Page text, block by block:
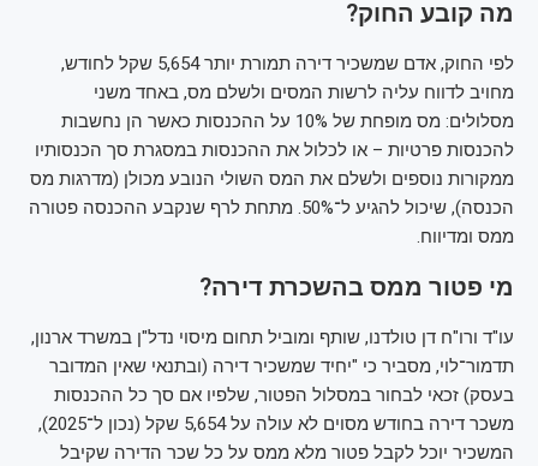
מה קובע החוק?
לפי החוק, אדם שמשכיר דירה תמורת יותר 5,654 שקל לחודש,
מחויב לדווח עליה לרשות המסים ולשלם מס, באחד משני
מסלולים: מס מופחת של 10% על ההכנסות כאשר הן נחשבות
להכנסות פרטיות – או לכלול את ההכנסות במסגרת סך הכנסותיו
ממקורות נוספים ולשלם את המס השולי הנובע מכולן (מדרגות מס
הכנסה), שיכול להגיע ל־50%. מתחת לרף שנקבע ההכנסה פטורה
ממס ומדיווח.
מי פטור ממס בהשכרת דירה?
עו"ד ורו"ח דן טולדנו, שותף ומוביל תחום מיסוי נדל"ן במשרד ארנון,
תדמור־לוי, מסביר כי "יחיד שמשכיר דירה (ובתנאי שאין המדובר
בעסק) זכאי לבחור במסלול הפטור, שלפיו אם סך כל ההכנסות
משכר דירה בחודש מסוים לא עולה על 5,654 שקל (נכון ל־2025),
המשכיר יוכל לקבל פטור מלא ממס על כל שכר הדירה שקיבל